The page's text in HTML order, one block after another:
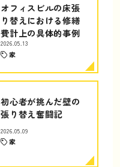
オフィスビルの床張
り替えにおける修繕
費計上の具体的事例
2026.05.13
家
初心者が挑んだ壁の
張り替え奮闘記
2026.05.09
家